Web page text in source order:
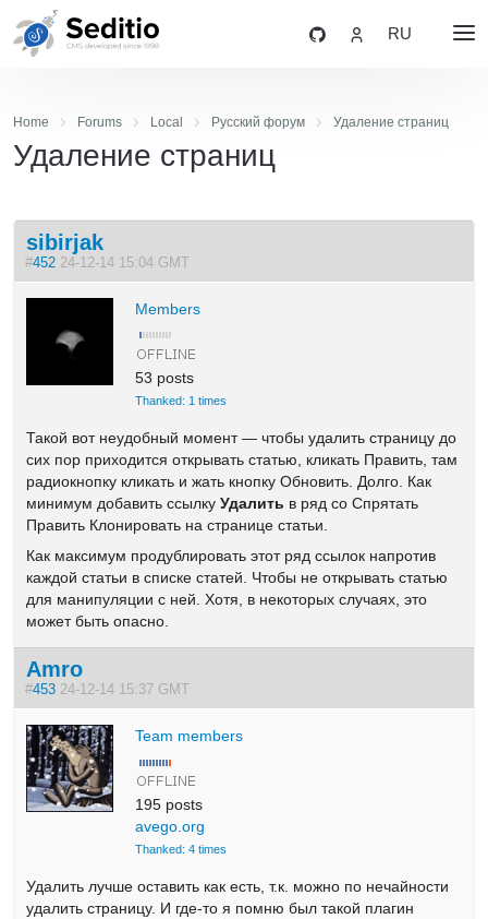
RU
Home Forums Local Русский форум Удаление страниц
Удаление страниц
sibirjak
#452 24-12-14 15:04 GMT
Members
53 posts
Thanked: 1 times
Такой вот неудобный момент — чтобы удалить страницу до
сих пор приходится открывать статью, кликать Править, там
радиокнопку кликать и жать кнопку Обновить. Долго. Как
минимум добавить ссылкуУдалить в ряд со Спрятать
Править Клонировать на странице статьи.
Как максимум продублировать этот ряд ссылок напротив
каждой статьи в списке статей. Чтобы не открывать статью
для манипуляции с ней. Хотя, в некоторых случаях, это
может быть опасно.
Amro
#453 24-12-14 15:37 GMT
Team members
195 posts
avego.org
Thanked: 4 times
Удалить лучше оставить как есть, т.к. можно по нечайности
удалить страницу. И где-то я помню был такой плагин